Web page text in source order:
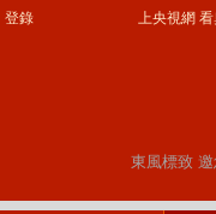
登錄 上央視網 看奧